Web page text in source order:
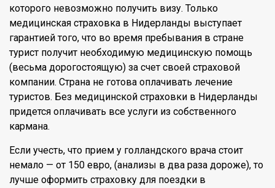
которого невозможно получить визу. Только
медицинская страховка в Нидерланды выступает
гарантией того, что во время пребывания в стране
турист получит необходимую медицинскую помощь
(весьма дорогостоящую) за счет своей страховой
компании. Страна не готова оплачивать лечение
туристов. Без медицинской страховки в Нидерланды
придется оплачивать все услуги из собственного
кармана.
Если учесть, что прием у голландского врача стоит
немало — от 150 евро, (анализы в два раза дороже), то
лучше оформить страховку для поездки в